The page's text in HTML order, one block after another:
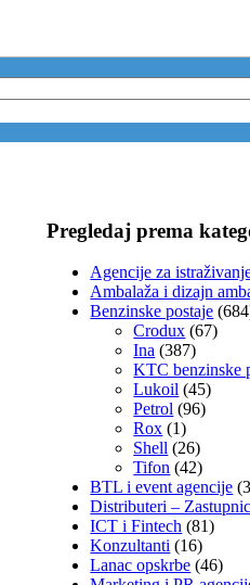
Pregledaj prema
Agencije za
Ambalaža i dizajn
Benzinske postaje
Crodux (67)
Ina (387)
KTC benzinske
Lukoil (45)
Petrol (96)
Rox (1)
Shell (26)
Tifon (42)
BTL i event agencije
Distributeri –
ICT i Fintech (81)
Konzultanti (16)
Lanac opskrbe (46)